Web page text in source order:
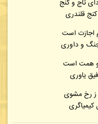
تاج و گنج
قلندری
اجازت است
و داوری
و همت است
یاوری
ز رخ مشوی
کیمیاگری